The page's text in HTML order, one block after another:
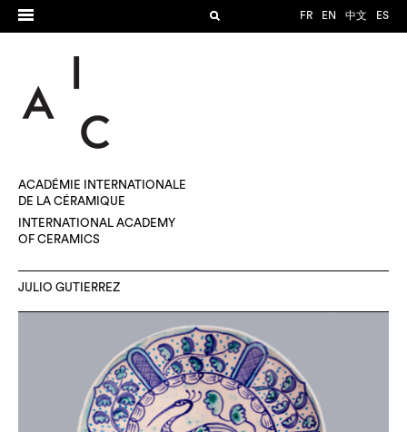
FR EN 中文 ES
ACADÉMIE INTERNATIONALE
DE LA CÉRAMIQUE
INTERNATIONAL ACADEMY
OF CERAMICS
JULIO GUTIERREZ